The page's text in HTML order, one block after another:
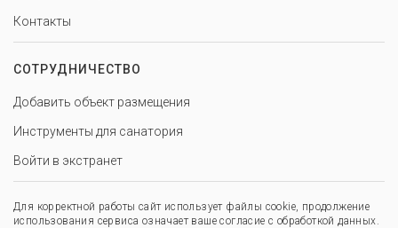
Контакты
СОТРУДНИЧЕСТВО
Добавить объект размещения
Инструменты для санатория
Войти в экстранет
Для корректной работы сайт использует файлы cookie, продолжение
использования сервиса означает ваше согласие с обработкой данных.